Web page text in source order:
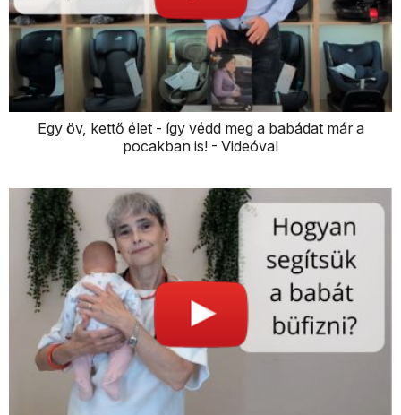
Egy öv, kettő élet - így védd meg a babádat már a
pocakban is! - Videóval